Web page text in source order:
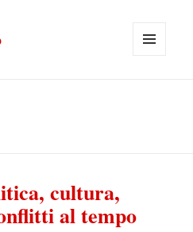
cultura,
al tempo